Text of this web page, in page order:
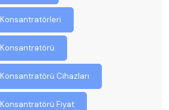
Cihazları
Fiyat